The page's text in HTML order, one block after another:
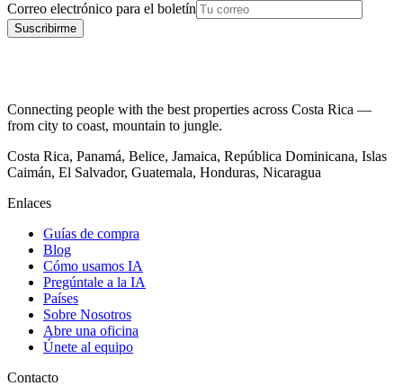
Correo electrónico para el boletín
Suscribirme
Connecting people with the best properties across Costa Rica —
from city to coast, mountain to jungle.
Costa Rica, Panamá, Belice, Jamaica, República Dominicana, Islas
Caimán, El Salvador, Guatemala, Honduras, Nicaragua
Enlaces
Guías de compra
Blog
Cómo usamos IA
Pregúntale a la IA
Países
Sobre Nosotros
Abre una oficina
Únete al equipo
Contacto